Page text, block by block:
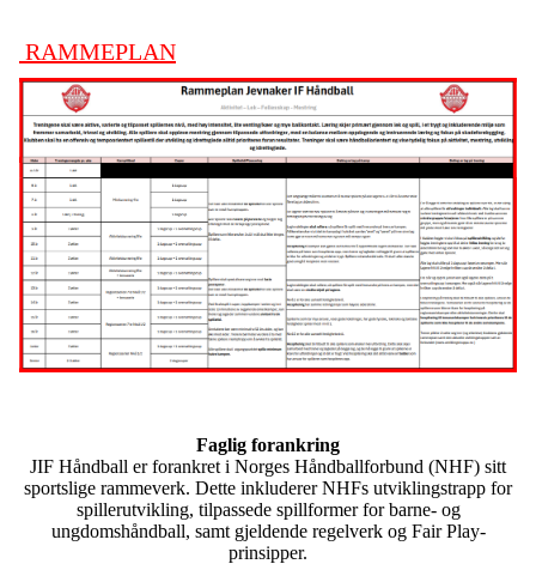
RAMMEPLAN
Faglig forankring
JIF Håndball er forankret i Norges Håndballforbund (NHF) sitt
sportslige rammeverk. Dette inkluderer NHFs utviklingstrapp for
spillerutvikling, tilpassede spillformer for barne- og
ungdomshåndball, samt gjeldende regelverk og Fair Play-
prinsipper.